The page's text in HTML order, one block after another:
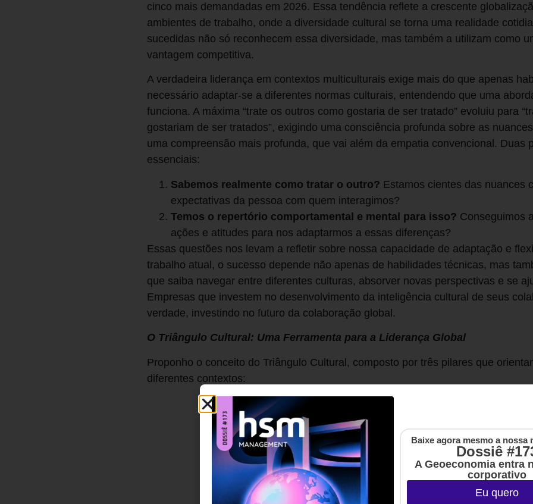
cinco mais demandadas em 2026. Essa tendência reflete a crescente
ambientes de trabalho, onde a diversidade cultural se torna uma realidade
sucedidas não só reconhecem essa diversidade, mas também a utilizam como
vantagem competitiva.
A verdadeira liderança em contextos multiculturais exige mais do que apenas
necessário adaptar-se a diferentes normas culturais, entendendo que uma
funciona. A máxima “trate os outros como gostaria de ser tratado” evoluiu para
gostariam de ser tratados”, exigindo uma consciência profunda sobre as
uma compreensão mais profunda, que vai além da empatia convencional. Duas
essenciais:
Sabemos realmente como tratar o outro? Estamos cientes das nuances
expectativas da pessoa com quem interagimos?
Temos o repertório comportamental e mental para isso? Conseguimos
ações e atitudes para nos adaptarmos a essas diferenças?
Essas questões nos levam a refletir sobre nossa capacidade de adaptação e
trabalho atual, o sucesso depende não apenas de habilidades técnicas, mas
que saiba navegar entre diferentes culturas, absorver novas perspectivas e se
Empresas que investem no desenvolvimento da inteligência cultural de seus
verdade, investindo no futuro da colaboração global.
O Triângulo Cultural: Uma Ferramenta para a Liderança Global
Proponho o conceito do Triângulo Cultural, composto por três pilares que
diferentes contextos:
Baixe agora mesmo a nossa
Dossiê
A Geoeconomia entra
corporativo
Eu quero